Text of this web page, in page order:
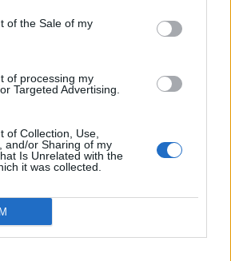
of the Sale of my
of processing my
Targeted Advertising.
of Collection, Use,
and/or Sharing of my
Is Unrelated with the
it was collected.
: un conducteur
voie ferrée après une
dramatique